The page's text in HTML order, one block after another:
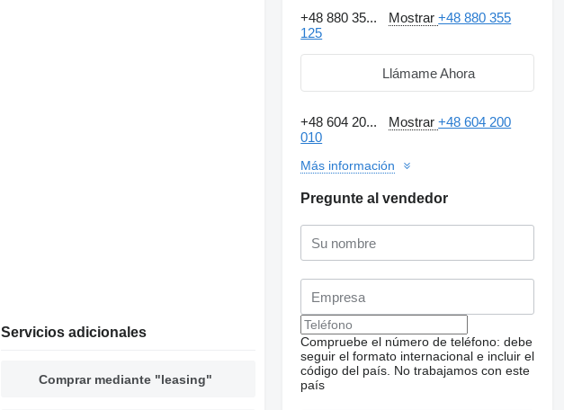
Servicios adicionales
Comprar mediante "leasing"
+48 880 35... Mostrar+48 880 355
125
Llámame Ahora
+48 604 20... Mostrar+48 604 200
010
Más información
Pregunte al vendedor
Compruebe el número de teléfono: debe
seguir el formato internacional e incluir el
código del país. No trabajamos con este
país